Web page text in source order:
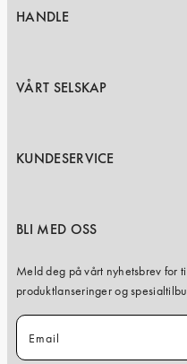
HANDLE
VÅRT SELSKAP
KUNDESERVICE
BLI MED OSS
Meld deg på vårt nyhetsbrev for
produktlanseringer og
Email